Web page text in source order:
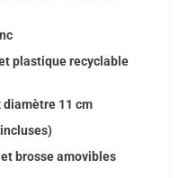
plastique recyclable
diamètre 11 cm
brosse amovibles